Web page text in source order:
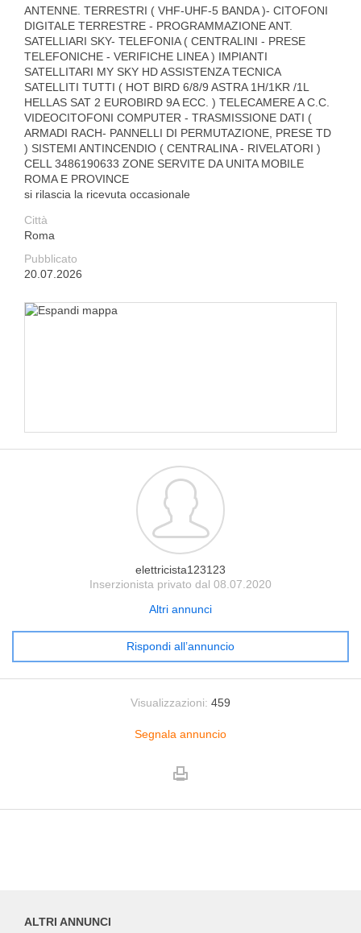
ANTENNE. TERRESTRI ( VHF-UHF-5 BANDA )- CITOFONI
DIGITALE TERRESTRE - PROGRAMMAZIONE ANT.
SATELLIARI SKY- TELEFONIA ( CENTRALINI - PRESE
TELEFONICHE - VERIFICHE LINEA ) IMPIANTI
SATELLITARI MY SKY HD ASSISTENZA TECNICA
SATELLITI TUTTI ( HOT BIRD 6/8/9 ASTRA 1H/1KR /1L
HELLAS SAT 2 EUROBIRD 9A ECC. ) TELECAMERE A C.C.
VIDEOCITOFONI COMPUTER - TRASMISSIONE DATI (
ARMADI RACH- PANNELLI DI PERMUTAZIONE, PRESE TD
) SISTEMI ANTINCENDIO ( CENTRALINA - RIVELATORI )
CELL 3486190633 ZONE SERVITE DA UNITA MOBILE
ROMA E PROVINCE
si rilascia la ricevuta occasionale
Città
Roma
Pubblicato
20.07.2026
elettricista123123
Inserzionista privato dal 08.07.2020
Altri annunci
Rispondi all’annuncio
Visualizzazioni: 459
Segnala annuncio
ALTRI ANNUNCI